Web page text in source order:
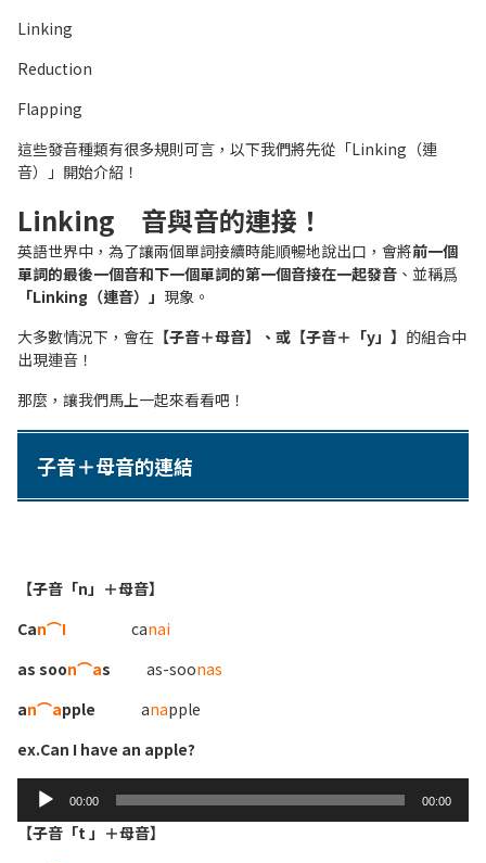
Linking
Reduction
Flapping
這些發音種類有很多規則可言，以下我們將先從「Linking（連
音）」開始介紹！
Linking 音與音的連接！
英語世界中，為了讓兩個單詞接續時能順暢地說出口，會將前一個
單詞的最後一個音和下一個單詞的第一個音接在一起發音 、並稱爲
「Linking（連音）」 現象。
大多數情況下，會在 【子音＋母音】、或【子音＋「y」】 的組合中
出現連音！
那麼，讓我們馬上一起來看看吧！
子音＋母音的連結
【子音「n」＋母音】
Can⌒I canai
as soon⌒as as-soonas
an⌒apple anapple
ex.Can I have an apple?
Audio
Player
00:00 00:00
【子音「t 」＋母音】